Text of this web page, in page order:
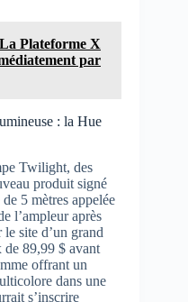
Plateforme X
par
: la Hue
Twilight, des
produit signé
5 mètres appelée
l’ampleur après
site d’un grand
89,99 $ avant
offrant un
dans une
s’inscrire